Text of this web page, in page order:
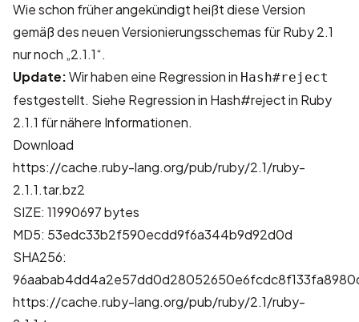
Wie schon früher angekündigtheißt diese Version
gemäß des neuen Versionierungsschemas für Ruby 2.1
nur noch „2.1.1“.
Update:Wir haben eine Regression in Hash#reject
festgestellt. Siehe Regression in Hash#reject in Ruby
2.1.1 für nähere Informationen.
Download
https://cache.ruby-lang.org/pub/ruby/2.1/ruby-
2.1.1.tar.bz2
SIZE: 11990697 bytes
MD5: 53edc33b2f590ecdd9f6a344b9d92d0d
SHA256:
https://cache.ruby-lang.org/pub/ruby/2.1/ruby-